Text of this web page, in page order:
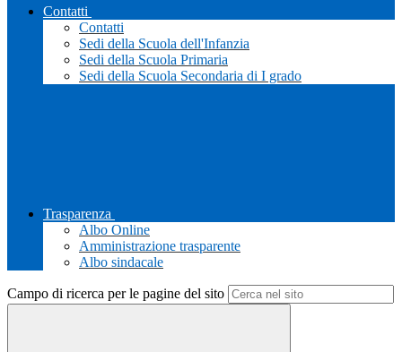
Contatti
Contatti
Sedi della Scuola dell'Infanzia
Sedi della Scuola Primaria
Sedi della Scuola Secondaria di I grado
Trasparenza
Albo Online
Amministrazione trasparente
Albo sindacale
Campo di ricerca per le pagine del sito